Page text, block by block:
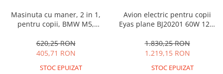
Masinuta cu maner, 2 in 1,
pentru copii, BMW M5,
620,25 RON
405,71 RON
STOC EPUIZAT
Avion electric pentru copii
Eyas plane BJ20201 60W 12V,
1.830,25 RON
1.219,15 RON
STOC EPUIZAT